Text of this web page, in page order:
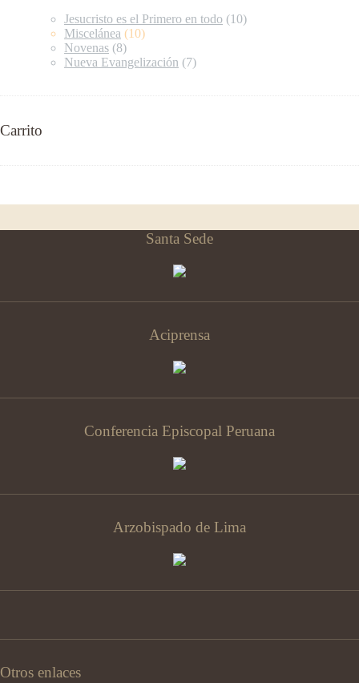
Jesucristo es el Primero en todo (10)
Miscelánea (10)
Novenas (8)
Nueva Evangelización (7)
Carrito
Santa Sede
Aciprensa
Conferencia Episcopal Peruana
Arzobispado de Lima
Otros enlaces